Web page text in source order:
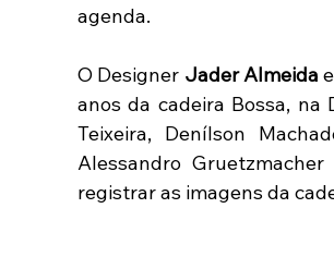
agenda.
O Designer Jader Almeida
anos da cadeira Bossa,
Teixeira, Denílson
Alessandro
registrar as imagens da